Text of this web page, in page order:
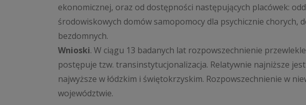
ekonomicznej, oraz od dostępności następujących placówek:
środowiskowych domów samopomocy dla psychicznie chorych,
bezdomnych.
Wnioski. W ciągu 13 badanych lat rozpowszechnienie
postępuje tzw. transinstytucjonalizacja. Relatywnie najniższe
najwyższe w łódzkim i świętokrzyskim. Rozpowszechnienie w
województwie.